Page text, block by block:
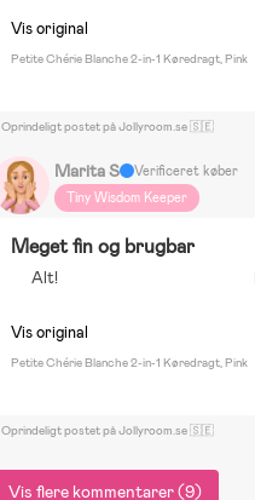
Vis original
Petite Chérie Blanche 2-in-1 Køredragt, Pink
Oprindeligt postet på Jollyroom.se 🇸🇪
Marita S
Verificeret køber
Tiny Wisdom Keeper
Meget fin og brugbar
Alt!
Vis original
Petite Chérie Blanche 2-in-1 Køredragt, Pink
Oprindeligt postet på Jollyroom.se 🇸🇪
Vis flere kommentarer (9)